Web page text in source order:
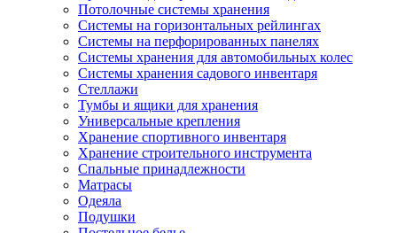
Потолочные системы хранения
Системы на горизонтальных рейлингах
Системы на перфорированных панелях
Системы хранения для автомобильных колес
Системы хранения садового инвентаря
Стеллажи
Тумбы и ящики для хранения
Универсальные крепления
Хранение спортивного инвентаря
Хранение строительного инструмента
Спальные принадлежности
Матрасы
Одеяла
Подушки